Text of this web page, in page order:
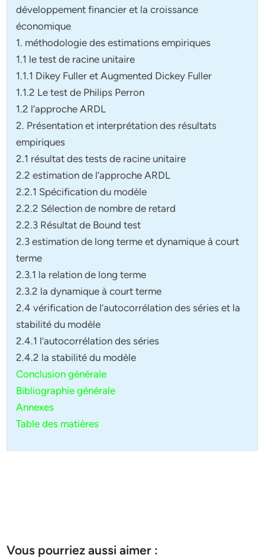
développement financier et la croissance
économique
1. méthodologie des estimations empiriques
1.1 le test de racine unitaire
1.1.1 Dikey Fuller et Augmented Dickey Fuller
1.1.2 Le test de Philips Perron
1.2 l’approche ARDL
2. Présentation et interprétation des résultats
empiriques
2.1 résultat des tests de racine unitaire
2.2 estimation de l’approche ARDL
2.2.1 Spécification du modèle
2.2.2 Sélection de nombre de retard
2.2.3 Résultat de Bound test
2.3 estimation de long terme et dynamique à court
terme
2.3.1 la relation de long terme
2.3.2 la dynamique à court terme
2.4 vérification de l’autocorrélation des séries et la
stabilité du modèle
2.4.1 l’autocorrélation des séries
2.4.2 la stabilité du modèle
Conclusion générale
Bibliographie générale
Annexes
Table des matières
Vous pourriez aussi aimer :